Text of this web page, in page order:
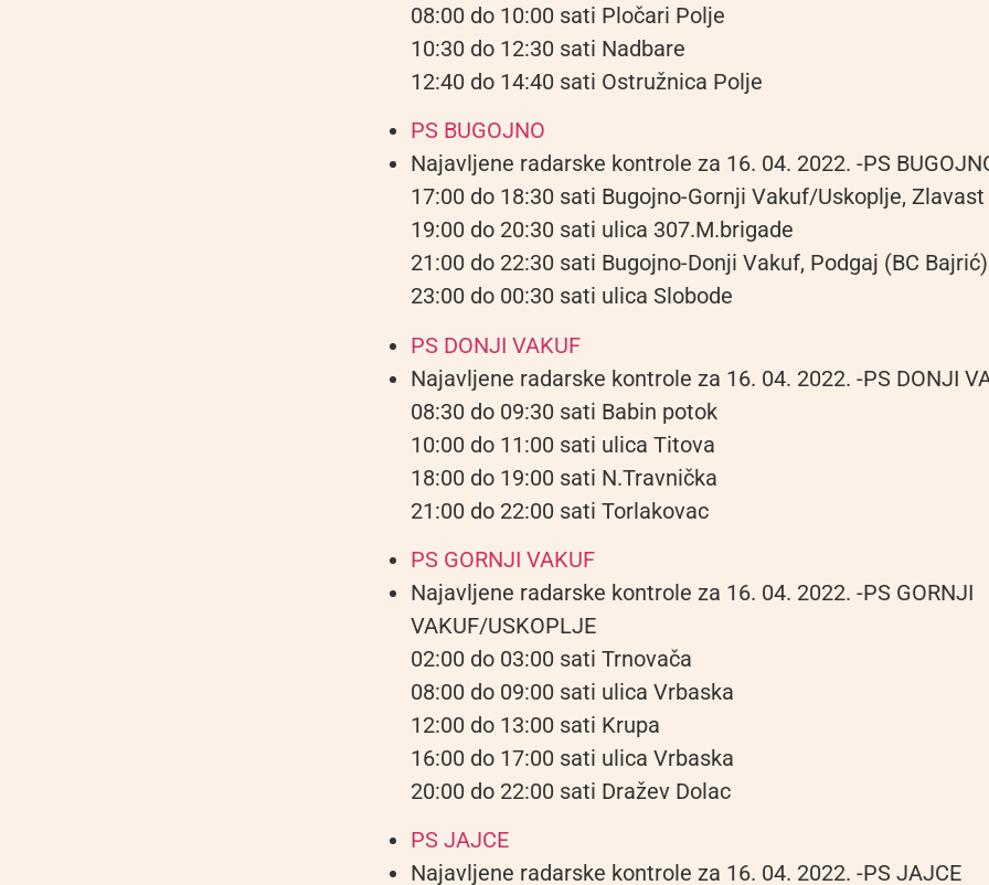
08:00 do 10:00 sati Pločari Polje
10:30 do 12:30 sati Nadbare
12:40 do 14:40 sati Ostružnica Polje
PS BUGOJNO
Najavljene radarske kontrole za 16. 04. 2022. -PS
17:00 do 18:30 sati Bugojno-Gornji Vakuf/Uskoplje, Zlavast
19:00 do 20:30 sati ulica 307.M.brigade
21:00 do 22:30 sati Bugojno-Donji Vakuf, Podgaj (BC Bajrić)
23:00 do 00:30 sati ulica Slobode
PS DONJI VAKUF
Najavljene radarske kontrole za 16. 04. 2022. -PS DONJI
08:30 do 09:30 sati Babin potok
10:00 do 11:00 sati ulica Titova
18:00 do 19:00 sati N.Travnička
21:00 do 22:00 sati Torlakovac
PS GORNJI VAKUF
Najavljene radarske kontrole za 16. 04. 2022. -PS GORNJI
VAKUF/USKOPLJE
02:00 do 03:00 sati Trnovača
08:00 do 09:00 sati ulica Vrbaska
12:00 do 13:00 sati Krupa
16:00 do 17:00 sati ulica Vrbaska
20:00 do 22:00 sati Dražev Dolac
PS JAJCE
Najavljene radarske kontrole za 16. 04. 2022. -PS JAJCE